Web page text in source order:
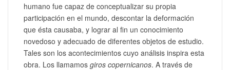
humano fue capaz de conceptualizar su propia
participación en el mundo, descontar la deformación
que ésta causaba, y lograr al fin un conocimiento
novedoso y adecuado de diferentes objetos de estudio.
Tales son los acontecimientos cuyo análisis inspira esta
obra. Los llamamos giros copernicanos. A través de